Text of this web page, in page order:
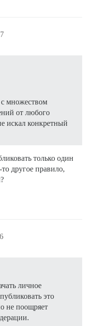
множеством
от любого
искал конкретный
только один
другое правило,
личное
это
не поощряет